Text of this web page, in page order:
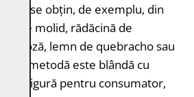
se obțin, de exemplu, din
de molid, rădăcină de
lemn de quebracho sau
metodă este blândă cu
și sigură pentru consumator,